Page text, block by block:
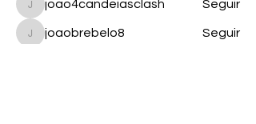
joao4candeiasclash
joao4candeiasclash Seguir
joaobrebelo8
joaobrebelo8 Seguir